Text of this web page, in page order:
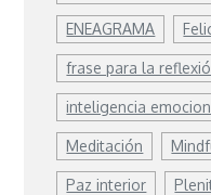
ENEAGRAMA
frase para la
inteligencia
Meditación
Paz interior